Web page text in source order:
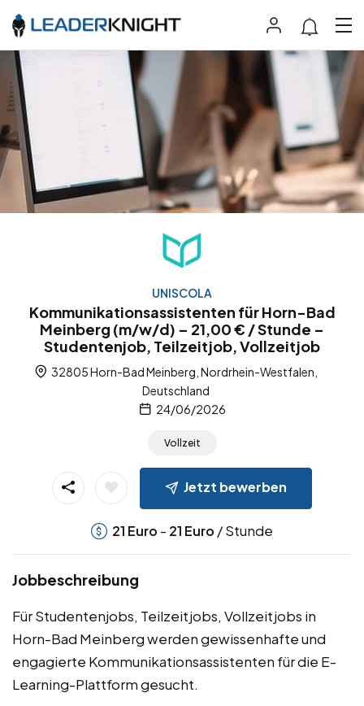
UNISCOLA
Kommunikationsassistenten für Horn-Bad
Meinberg (m/w/d) – 21,00 € / Stunde –
Studentenjob, Teilzeitjob, Vollzeitjob
32805 Horn-Bad Meinberg, Nordrhein-Westfalen,
Deutschland
24/06/2026
Vollzeit
Jetzt bewerben
21 Euro - 21 Euro / Stunde
Jobbeschreibung
Für Studentenjobs, Teilzeitjobs, Vollzeitjobs in
Horn-Bad Meinberg werden gewissenhafte und
engagierte Kommunikationsassistenten für die E-
Learning-Plattform gesucht.